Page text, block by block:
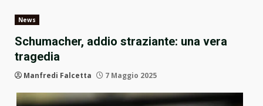
News
Schumacher, addio straziante: una vera
tragedia
Manfredi Falcetta 7 Maggio 2025